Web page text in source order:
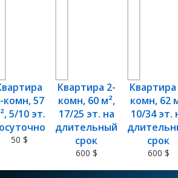
комн, 57
5/10 эт.
50 $
Квартира 2-
комн, 60 м²,
17/25 эт. на
длительный
срок
600 $
Квартира
комн, 62
10/34 эт.
срок
600 $